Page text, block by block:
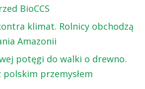
BioCCS
klimat. Rolnicy obchodzą
Amazonii
potęgi do walki o drewno.
polskim przemysłem